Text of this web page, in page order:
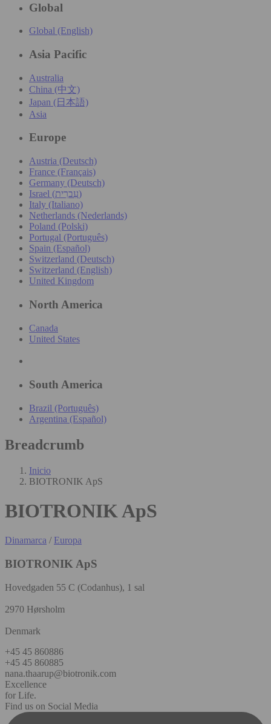
Global
Global (English)
Asia Pacific
Australia
China (中文)
Japan (日本語)
Asia
Europe
Austria (Deutsch)
France (Français)
Germany (Deutsch)
Israel (עִברִית)
Italy (Italiano)
Netherlands (Nederlands)
Poland (Polski)
Portugal (Português)
Spain (Español)
Switzerland (Deutsch)
Switzerland (English)
United Kingdom
North America
Canada
United States
South America
Brazil (Português)
Argentina (Español)
Breadcrumb
Inicio
BIOTRONIK ApS
BIOTRONIK ApS
Dinamarca / Europa
BIOTRONIK ApS
Hovedgaden 55 C (Codanhus), 1 sal
2970 Hørsholm
Denmark
+45 45 860886
+45 45 860885
nana.thaarup@biotronik.com
Excellence
for Life.
Find us on Social Media